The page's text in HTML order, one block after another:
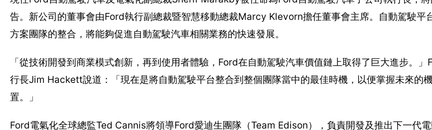
告。新公司的董事會由Ford執行副總裁暨智慧移動總裁Marcy Klevorn擔任董事會主席。自動駕駛平
方案團隊的整合，將能夠促進自動駕駛汽車相關業務的快速發展。
「從技術開發到商業模式創新，再到使用者體驗，Ford在自動駕駛汽車價值鏈上取得了巨大進步。」
行長Jim Hackett說道：「現在是將自動駕駛平台整合到整個團隊當中的最佳時機，以便掌握未來的
置。」
Ford電氣化全球總監Ted Cannis將領導Ford愛迪生團隊（Team Edison），負責開發及推出下一代